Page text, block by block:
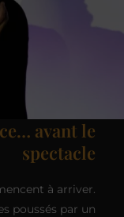
avant le
spectacle
à arriver.
poussés par un